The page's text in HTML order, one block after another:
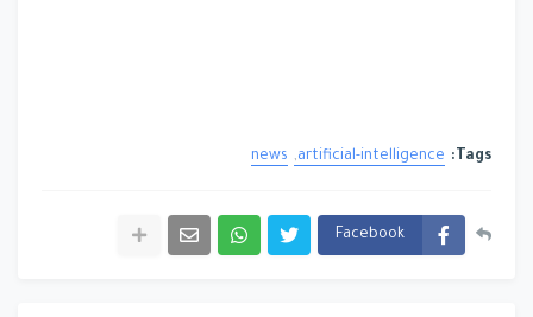
Tags:
artificial-intelligence
news
Facebook